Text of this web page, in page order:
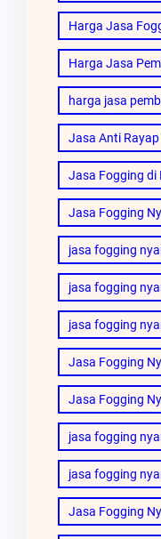
Harga Jasa
Harga Jasa
harga jasa
Jasa Anti
Jasa Fogging di
Jasa Fogging
jasa fogging
jasa fogging
jasa fogging
Jasa Fogging
Jasa Fogging
jasa fogging
jasa fogging
Jasa Fogging